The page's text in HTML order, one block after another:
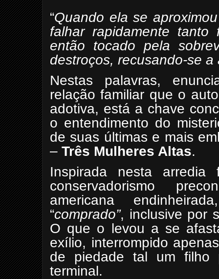
“Quando ela se
falhar rapidamente tanto
então tocado pela
destroços, recusando-se a
Nestas palavras,
relação familiar que o
adotiva, está a chave
o entendimento do
de suas últimas e mais
– Três Mulheres Altas.
Inspirada nesta
conservadorismo
americana
“comprado”, inclusive por
O que o levou a se
exílio, interrompido
de piedade tal um filho
terminal.